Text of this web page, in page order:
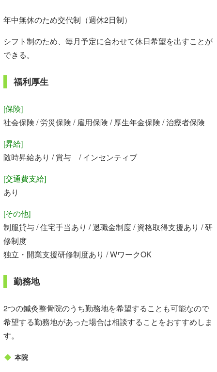
年中無休のため交代制（週休2日制）
シフト制のため、毎月予定に合わせて休日希望を出すことが
できる。
福利厚生
[保険]
社会保険 / 労災保険 / 雇用保険 / 厚生年金保険 / 治療者保険
[昇給]
随時昇給あり / 賞与 / インセンティブ
[交通費支給]
あり
[その他]
制服貸与 / 住宅手当あり / 退職金制度 / 資格取得支援あり / 研
修制度
独立・開業支援研修制度あり / WワークOK
勤務地
2つの鍼灸整骨院のうち勤務地を希望することも可能なので
希望する勤務地があった場合は相談することをおすすめしま
す。
本院